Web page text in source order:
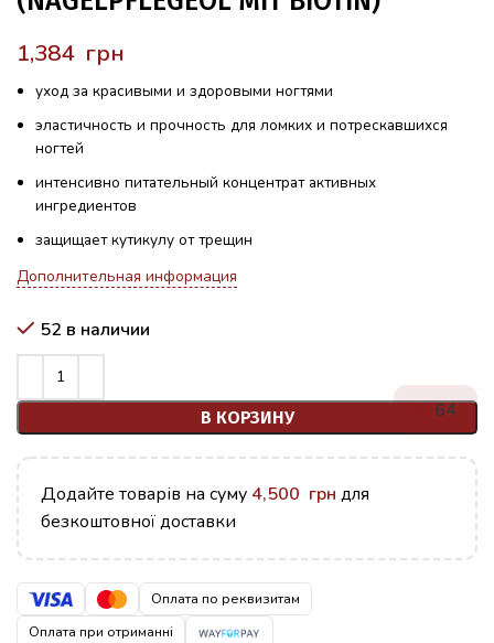
грн
уход за красивыми и здоровыми ногтями
эластичность и прочность для ломких и потрескавшихся
ногтей
интенсивно питательный концентрат активных
ингредиентов
защищает кутикулу от трещин
Дополнительная информация
52 в наличии
В КОРЗИНУ 59
Додайте товарів на суму 4,500 грн для
безкоштовної доставки
Оплата по реквизитам
Оплата при отриманні